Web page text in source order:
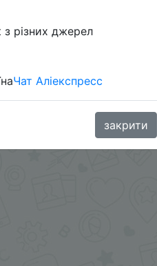
різних джерел
Чат Аліекспресс
закрити